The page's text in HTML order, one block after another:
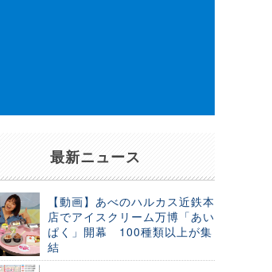
最新ニュース
【動画】あべのハルカス近鉄本
店でアイスクリーム万博「あい
ぱく」開幕 100種類以上が集
結